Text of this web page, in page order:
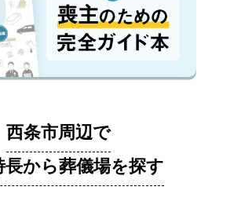
西条市周辺で
長から葬儀場を探す